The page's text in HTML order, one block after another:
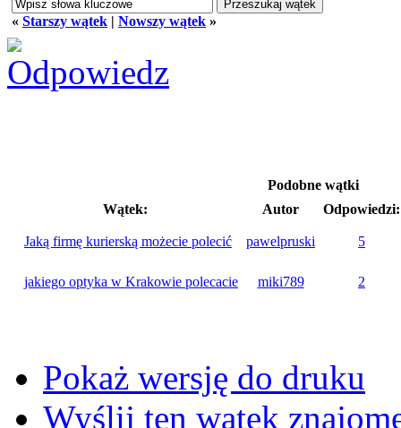
« Starszy wątek | Nowszy wątek »
Podobne wątki
Wątek:
Autor Odpowiedzi:
Jaką firmę kurierską możecie polecić pawelpruski 5
jakiego optyka w Krakowie polecacie miki789 2
Pokaż wersję do druku
Wyślij ten wątek